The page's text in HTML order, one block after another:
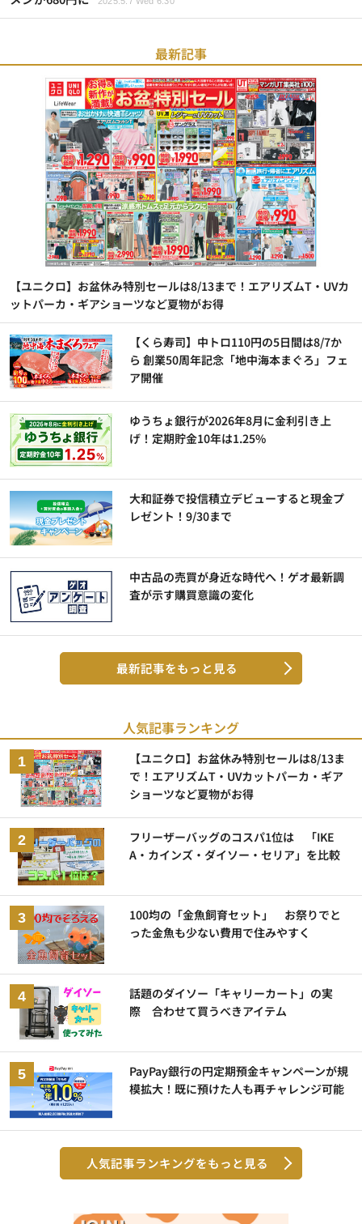
最新記事
【ユニクロ】お盆休み特別セールは8/13まで！エアリズムT・UVカ
ットパーカ・ギアショーツなど夏物がお得
【くら寿司】中トロ110円の5日間は8/7か
ら 創業50周年記念「地中海本まぐろ」フェ
ア開催
ゆうちょ銀行が2026年8月に金利引き上
げ！定期貯金10年は1.25%
大和証券で投信積立デビューすると現金プ
レゼント！9/30まで
中古品の売買が身近な時代へ！ゲオ最新調
査が示す購買意識の変化
最新記事をもっと見る
人気記事ランキング
【ユニクロ】お盆休み特別セールは8/13ま
で！エアリズムT・UVカットパーカ・ギア
ショーツなど夏物がお得
フリーザーバッグのコスパ1位は 「IKE
A・カインズ・ダイソー・セリア」を比較
100均の「金魚飼育セット」 お祭りでと
った金魚も少ない費用で住みやすく
話題のダイソー「キャリーカート」の実
際 合わせて買うべきアイテム
PayPay銀行の円定期預金キャンペーンが規
模拡大！既に預けた人も再チャレンジ可能
人気記事ランキングをもっと見る